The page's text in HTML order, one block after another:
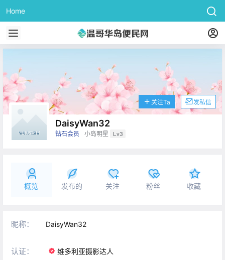
Home
DaisyWan32
钻石会员 小岛明星 Lv3
关注Ta 发私信
概览 发布的 关注 粉丝 收藏
昵称： DaisyWan32
认证： 维多利亚摄影达人